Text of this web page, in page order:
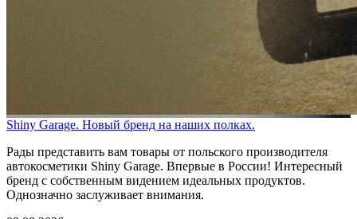
Shiny Garage. Новый бренд на наших полках.
Рады представить вам товары от польского производителя
автокосметики Shiny Garage. Впервые в России! Интересный
бренд с собственным видением идеальных продуктов.
Однозначно заслуживает внимания.